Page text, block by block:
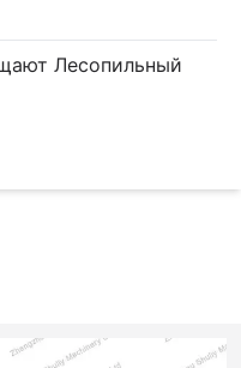
Лесопильный